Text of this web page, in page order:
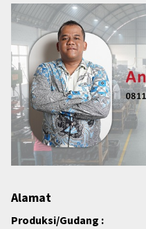
Alamat
Produksi/Gudang :